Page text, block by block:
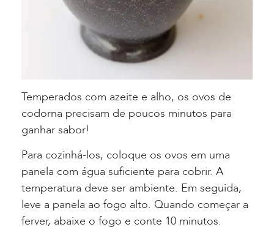
Temperados com azeite e alho, os ovos de
codorna precisam de poucos minutos para
ganhar sabor!
Para cozinhá-los, coloque os ovos em uma
panela com água suficiente para cobrir. A
temperatura deve ser ambiente. Em seguida,
leve a panela ao fogo alto. Quando começar a
ferver, abaixe o fogo e conte 10 minutos.